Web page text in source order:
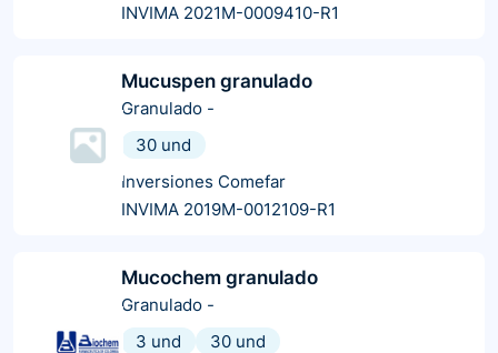
INVIMA 2021M-0009410-R1
Mucuspen granulado
Granulado -
30 und
Inversiones Comefar
INVIMA 2019M-0012109-R1
Mucochem granulado
Granulado -
3 und
30 und